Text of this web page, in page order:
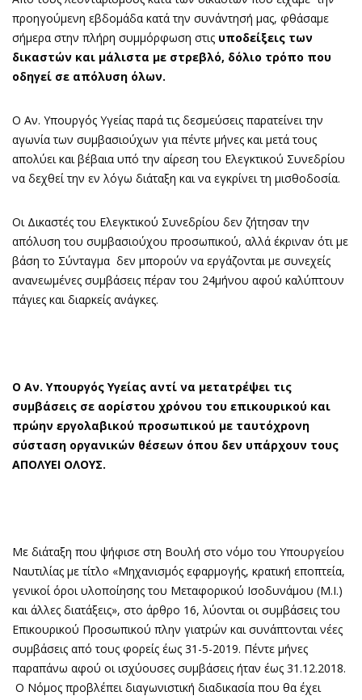
προηγούμενη εβδομάδα κατά την συνάντησή μας, φθάσαμε
σήμερα στην πλήρη συμμόρφωση στις υποδείξεις των
δικαστών και μάλιστα με στρεβλό, δόλιο τρόπο που
οδηγεί σε απόλυση όλων.
Ο Αν. Υπουργός Υγείας παρά τις δεσμεύσεις παρατείνει την
αγωνία των συμβασιούχων για πέντε μήνες και μετά τους
απολύει και βέβαια υπό την αίρεση του Ελεγκτικού Συνεδρίου
να δεχθεί την εν λόγω διάταξη και να εγκρίνει τη μισθοδοσία.
Οι Δικαστές του Ελεγκτικού Συνεδρίου δεν ζήτησαν την
απόλυση του συμβασιούχου προσωπικού, αλλά έκριναν ότι με
βάση το Σύνταγμα δεν μπορούν να εργάζονται με συνεχείς
ανανεωμένες συμβάσεις πέραν του 24μήνου αφού καλύπτουν
πάγιες και διαρκείς ανάγκες.
Ο Αν. Υπουργός Υγείας αντί να μετατρέψει τις
συμβάσεις σε αορίστου χρόνου του επικουρικού και
πρώην εργολαβικού προσωπικού με ταυτόχρονη
σύσταση οργανικών θέσεων όπου δεν υπάρχουν τους
ΑΠΟΛΥΕΙ ΟΛΟΥΣ.
Με διάταξη που ψήφισε στη Βουλή στο νόμο του Υπουργείου
Ναυτιλίας με τίτλο «Μηχανισμός εφαρμογής, κρατική εποπτεία,
γενικοί όροι υλοποίησης του Μεταφορικού Ισοδυνάμου (Μ.Ι.)
και άλλες διατάξεις», στο άρθρο 16, λύονται οι συμβάσεις του
Επικουρικού Προσωπικού πλην γιατρών και συνάπτονται νέες
συμβάσεις από τους φορείς έως 31-5-2019. Πέντε μήνες
παραπάνω αφού οι ισχύουσες συμβάσεις ήταν έως 31.12.2018.
Ο Νόμος προβλέπει διαγωνιστική διαδικασία που θα έχει